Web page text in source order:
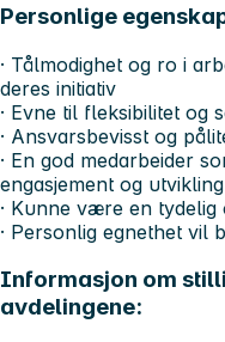
Personlige
· Tålmodighet og ro i
deres initiativ
· Evne til fleksibilitet og
· Ansvarsbevisst og
· En god medarbeider
engasjement og utvikling
· Kunne være en
· Personlig egnethet vil
Informasjon om
avdelingene: